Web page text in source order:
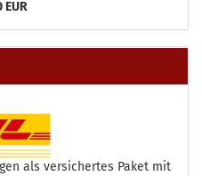
EUR
als versichertes Paket mit